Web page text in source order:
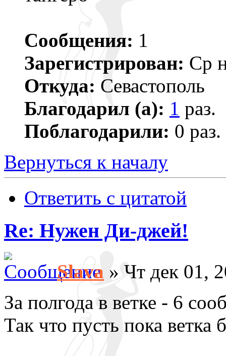
Сообщения: 1
Зарегистрирован: Ср
Откуда: Севастополь
Благодарил (а): 1 раз.
Поблагодарили: 0 раз.
Вернуться к началу
Ответить с цитатой
Re: Нужен Ди-джей!
Slava » Чт дек 01,
За полгода в ветке - 6
Так что пусть пока ветка